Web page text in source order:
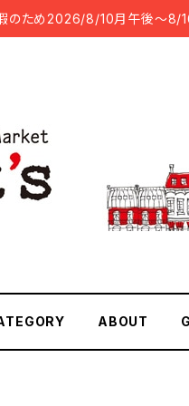
のため2026/8/10月午後～8/
ABOUT